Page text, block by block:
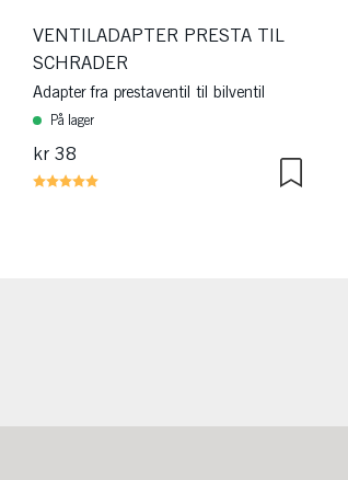
VENTILADAPTER PRESTA TIL
SCHRADER
Adapter fra prestaventil til bilventil
På lager
kr 38
Karakter: